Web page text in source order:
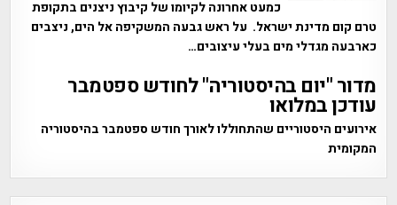
כמעט אחרונה לקיומו של קיבוץ ניצנים בתקופת
טרם קום מדינת ישראל. על ראש גבעה המשקיפה אל הים, ניצבים
כארבעה מגדלי מים בעלי עיצובים…
מדור "יום בהיסטוריה" לחודש ספטמבר
עודכן במלואו
אירועים היסטוריים שהתחוללו לאורך חודש ספטמבר בהיסטוריה
המקומית